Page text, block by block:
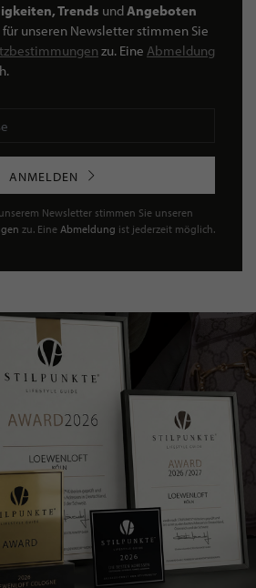
Trends undAngeboten
unseren Newsletter stimmen Sie
zu. Eine Abmeldung
ANMELDEN
Newsletter stimmen Sie unseren
zu. Eine Abmeldung ist jederzeit möglich.